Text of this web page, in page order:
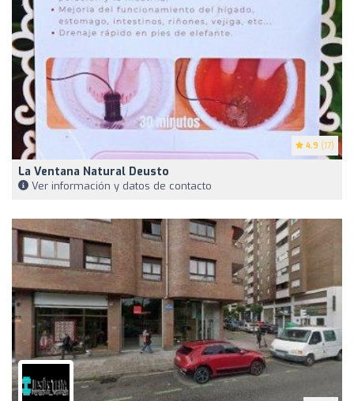
4.9 (17)
La Ventana Natural Deusto
Ver información y datos de contacto